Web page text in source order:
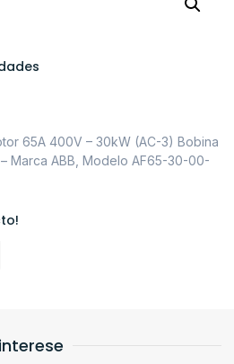
65A 400V – 30kW (AC-3) Bobina
Marca ABB, Modelo AF65-30-00-